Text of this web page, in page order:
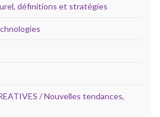
définitions et stratégies
/ Nouvelles tendances,